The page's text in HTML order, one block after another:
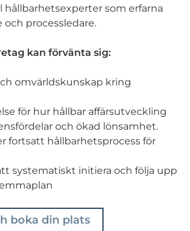
hållbarhetsexperter som erfarna
och processledare.
kan förvänta sig:
omvärldskunskap kring
för hur hållbar affärsutveckling
och ökad lönsamhet.
fortsatt hållbarhetsprocess för
systematiskt initiera och följa upp
boka din plats